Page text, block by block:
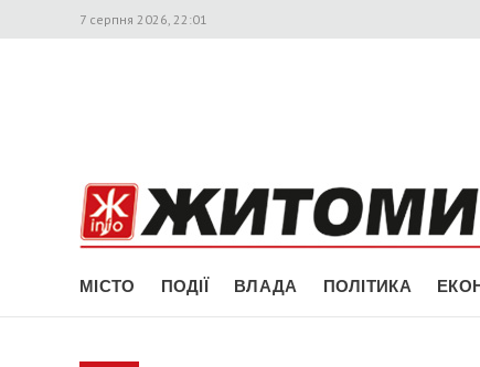
7 серпня 2026, 22:01
МІСТО ПОДІЇ ВЛАДА ПОЛІТИКА